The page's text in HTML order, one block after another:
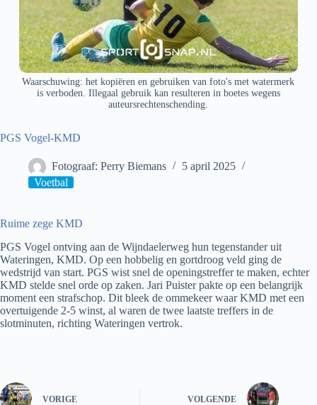
Waarschuwing: het kopiëren en gebruiken van foto's met watermerk
is verboden. Illegaal gebruik kan resulteren in boetes wegens
auteursrechtenschending.
PGS Vogel-KMD
Fotograaf: Perry Biemans
5 april 2025
Voetbal
Ruime zege KMD
PGS Vogel ontving aan de Wijndaelerweg hun tegenstander uit
Wateringen, KMD. Op een hobbelig en gortdroog veld ging de
wedstrijd van start. PGS wist snel de openingstreffer te maken, echter
KMD stelde snel orde op zaken. Jari Puister pakte op een belangrijk
moment een strafschop. Dit bleek de ommekeer waar KMD met een
overtuigende 2-5 winst, al waren de twee laatste treffers in de
slotminuten, richting Wateringen vertrok.
VORIGE VOLGENDE